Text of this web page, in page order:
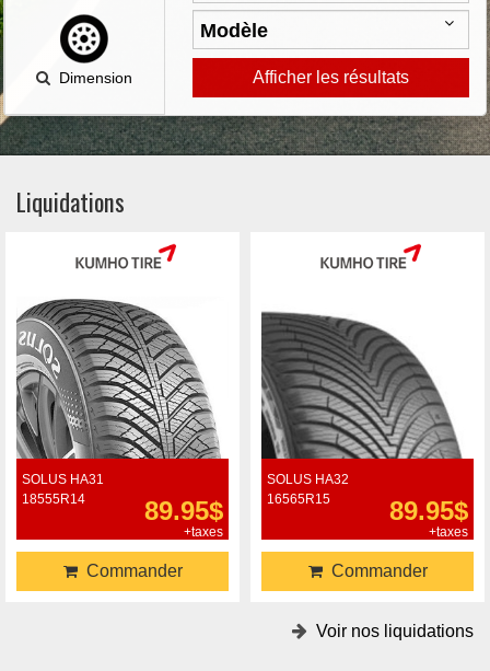
Dimension Afficher les résultats
Liquidations
SOLUS HA31
18555R14
89.95$
+taxes
Commander
SOLUS HA32
16565R15
89.95$
+taxes
Commander
Voir nos liquidations